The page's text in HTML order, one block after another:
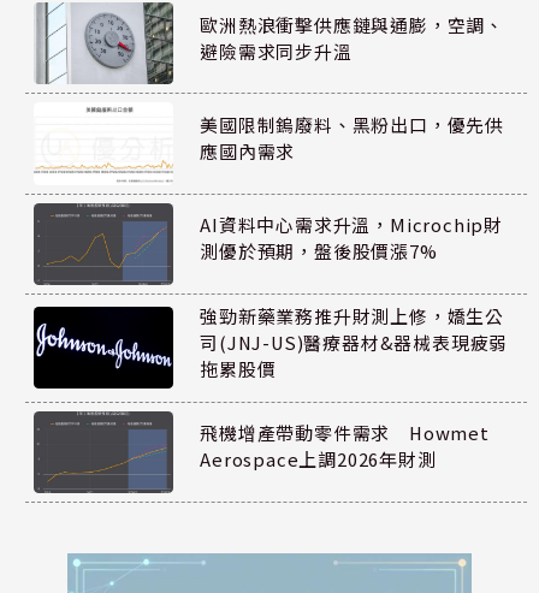
歐洲熱浪衝擊供應鏈與通膨，空調、
避險需求同步升溫
美國限制鎢廢料、黑粉出口，優先供
應國內需求
AI資料中心需求升溫，Microchip財
測優於預期，盤後股價漲7%
強勁新藥業務推升財測上修，嬌生公
司(JNJ-US)醫療器材&器械表現疲弱
拖累股價
飛機增產帶動零件需求 Howmet
Aerospace上調2026年財測